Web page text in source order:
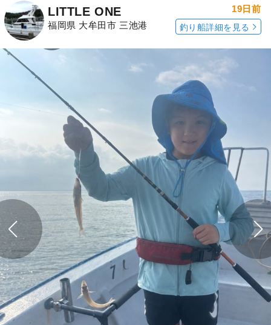
LITTLE ONE
福岡県 大牟田市 三池港
19日前
釣り船詳細を見る